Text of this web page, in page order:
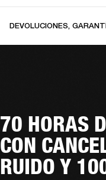
DEVOLUCIONES,
70 HORAS
CON
RUIDO Y